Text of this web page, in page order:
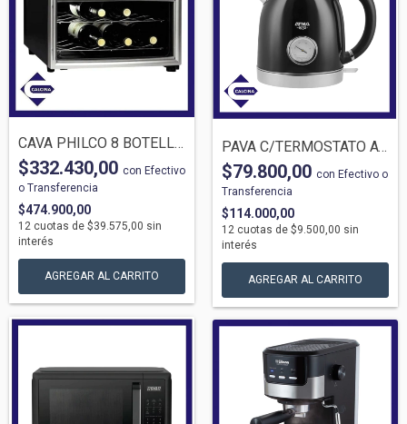
CAVA PHILCO 8 BOTELLAS CAV08N
$474.900,00
$332.430,00 con Efectivo
o Transferencia
12 cuotas de $39.575,00 sin
interés
PAVA C/TERMOSTATO ATMA 21VBP VINTAGE NEG...
$114.000,00
$79.800,00 con Efectivo o
Transferencia
12 cuotas de $9.500,00 sin
interés